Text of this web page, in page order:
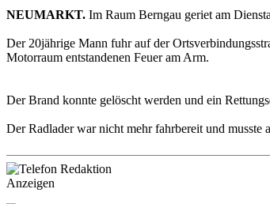
NEUMARKT. Im Raum Berngau geriet am
Der 20jährige Mann fuhr auf der
Motorraum entstandenen Feuer am Arm.
Der Brand konnte gelöscht werden und ein
Der Radlader war nicht mehr fahrbereit und musste
Anzeigen